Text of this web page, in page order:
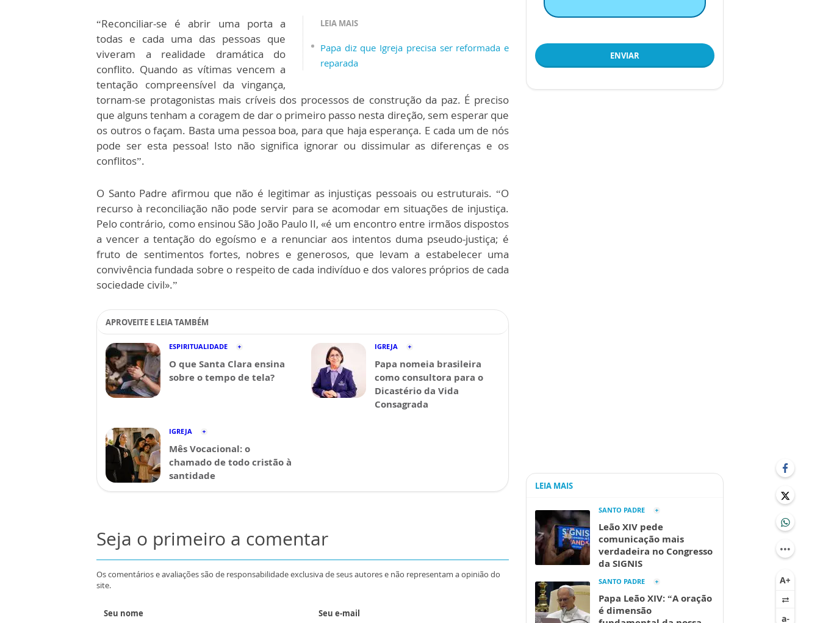
LEIA MAIS
Papa diz que Igreja precisa ser reformada e
reparada
“Reconciliar-se é abrir uma porta a
todas e cada uma das pessoas que
viveram a realidade dramática do
conflito. Quando as vítimas vencem a
tentação compreensível da vingança,
tornam-se protagonistas mais críveis dos processos de construção da paz. É preciso
que alguns tenham a coragem de dar o primeiro passo nesta direção, sem esperar que
os outros o façam. Basta uma pessoa boa, para que haja esperança. E cada um de nós
pode ser esta pessoa! Isto não significa ignorar ou dissimular as diferenças e os
conflitos”.
O Santo Padre afirmou que não é legitimar as injustiças pessoais ou estruturais. “O
recurso à reconciliação não pode servir para se acomodar em situações de injustiça.
Pelo contrário, como ensinou São João Paulo II, «é um encontro entre irmãos dispostos
a vencer a tentação do egoísmo e a renunciar aos intentos duma pseudo-justiça; é
fruto de sentimentos fortes, nobres e generosos, que levam a estabelecer uma
convivência fundada sobre o respeito de cada indivíduo e dos valores próprios de cada
sociedade civil».”
APROVEITE E LEIA TAMBÉM
ESPIRITUALIDADE
O que Santa Clara ensina
sobre o tempo de tela?
IGREJA
Papa nomeia brasileira
como consultora para o
Dicastério da Vida
Consagrada
IGREJA
Mês Vocacional: o
chamado de todo cristão à
santidade
Seja o primeiro a comentar
Os comentários e avaliações são de responsabilidade exclusiva de seus autores e não representam a opinião do
site.
Seu nome Seu e-mail
ENVIAR
LEIA MAIS
SANTO PADRE
Leão XIV pede
comunicação mais
verdadeira no Congresso
da SIGNIS
SANTO PADRE
Papa Leão XIV: “A oração
é dimensão